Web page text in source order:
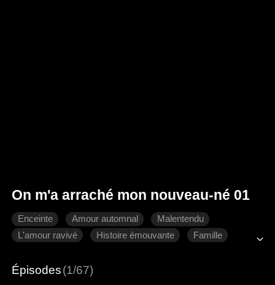
On m'a arraché mon nouveau-né 01
Enceinte Amour automnal
Malentendu
L'amour ravivé
Histoire émouvante
Famille
Épisodes(1/67)